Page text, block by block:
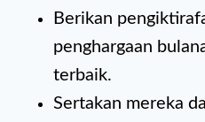
Berikan
penghargaan
terbaik.
Sertakan mereka